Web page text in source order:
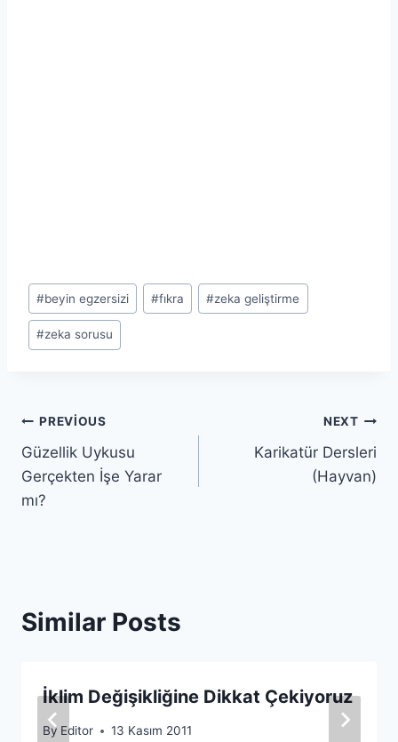
Post
Tags:
#beyin egzersizi #fıkra #zeka geliştirme
#zeka sorusu
Yazı
gezinmesi
PREVIOUS
Güzellik Uykusu
Gerçekten İşe Yarar
mı?
NEXT
Karikatür Dersleri
(Hayvan)
Similar Posts
İklim Değişikliğine Dikkat Çekiyoruz
By Editor 13 Kasım 2011